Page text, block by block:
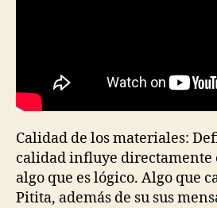
Calidad de los materiales:
calidad influye directamente
algo que es lógico. Algo que
Pitita, además de su sus